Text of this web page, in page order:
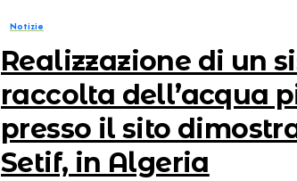
Notizie
Realizzazione di un
raccolta dell’acqua
presso il sito
Setif, in Algeria